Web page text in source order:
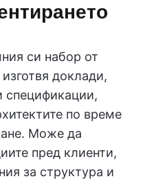
си набор от
доклади,
спецификации,
по време
Може да
пред клиенти,
за структура и